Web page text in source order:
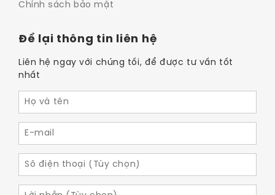
Chính sách bảo mật
Để lại thông tin liên hệ
Liên hệ ngay với chúng tối, để được tư vấn tốt
nhất